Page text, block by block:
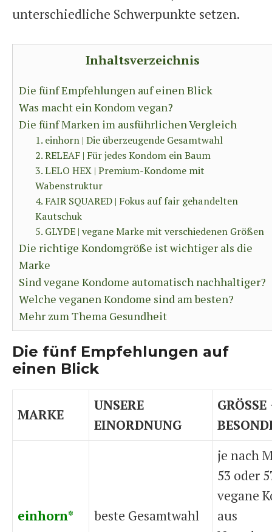
unterschiedliche Schwerpunkte setzen.
Inhaltsverzeichnis
Die fünf Empfehlungen auf einen Blick
Was macht ein Kondom vegan?
Die fünf Marken im ausführlichen Vergleich
1. einhorn | Die überzeugende Gesamtwahl
2. RELEAF | Für jedes Kondom ein Baum
3. LELO HEX | Premium-Kondome mit
Wabenstruktur
4. FAIR SQUARED | Fokus auf fair gehandelten
Kautschuk
5. GLYDE | vegane Marke mit verschiedenen Größen
Die richtige Kondomgröße ist wichtiger als die
Marke
Sind vegane Kondome automatisch nachhaltiger?
Welche veganen Kondome sind am besten?
Mehr zum Thema Gesundheit
Die fünf Empfehlungen auf
einen Blick
MARKE
UNSERE
EINORDNUNG
GRÖSSE
einhorn* beste Gesamtwahl
je nach
53 oder
vegane
aus